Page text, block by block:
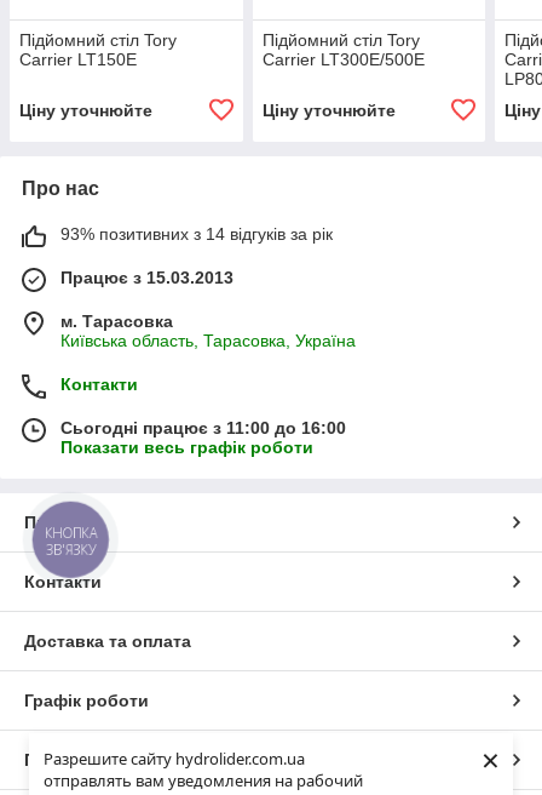
Разрешите сайту hydrolider.com.ua
отправлять вам уведомления на рабочий
×
Підйомний стіл Tory
Carrier LT150E
Ціну уточнюйте
Підйомний стіл Tory
Carrier LT300E/500E
Ціну уточнюйте
Про нас
93% позитивних з 14 відгуків за рік
Працює з 15.03.2013
м. Тарасовка
Київська область, Тарасовка, Україна
Контакти
Сьогодні працює з 11:00 до 16:00
Показати весь графік роботи
Про нас
Контакти
Доставка та оплата
Графік роботи
Повна версія сайту
КНОПКА
ЗВ'ЯЗКУ